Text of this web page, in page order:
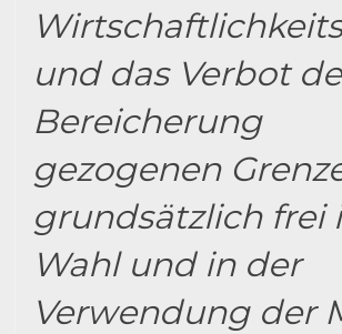
und das Verbot
Bereicherung
gezogenen
grundsätzlich frei
Wahl und in der
Verwendung der